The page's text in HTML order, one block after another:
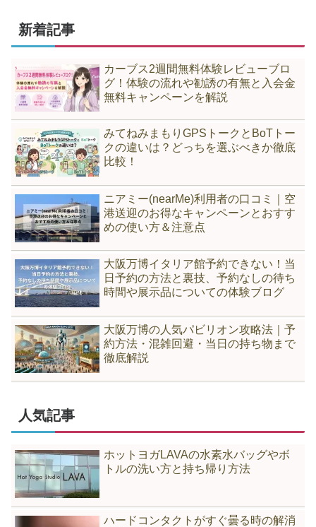
新着記事
カーブス2週間無料体験レビューブロ
グ！体験の流れや勧誘の有無と入会金
無料キャンペーンを解説
みてねみまもりGPSトークとBoTトー
クの違いは？どっちを選ぶべきか徹底
比較！
ニアミー(nearMe)利用者の口コミ｜空
港送迎のお得なキャンペーンとおすす
めの使い方＆注意点
大阪万博イタリア館予約できない！当
日予約の方法と裏技、予約なしの待ち
時間や展示品についての体験ブログ
大阪万博の人気パビリオン攻略法｜予
約方法・混雑回避・当日の持ち物まで
徹底解説
人気記事
ホットヨガLAVAの水素水バッグやボ
トルの洗い方と持ち帰り方法
ハードコンタクトがすぐ曇る時の解消